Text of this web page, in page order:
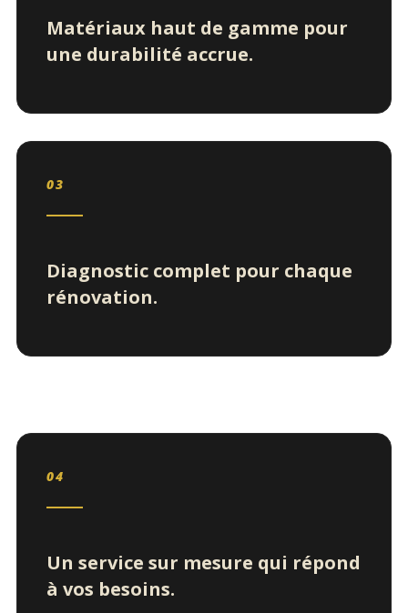
Matériaux haut de gamme pour
une durabilité accrue.
03
Diagnostic complet pour chaque
rénovation.
04
Un service sur mesure qui répond
à vos besoins.